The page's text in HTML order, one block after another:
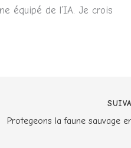
équipé de l’IA. Je crois
Protegeons la faune sauvage